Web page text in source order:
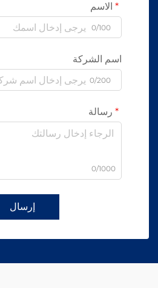
الاسم
0/100
اسم الشركة
0/200
رسالة
0/1000
إرسال